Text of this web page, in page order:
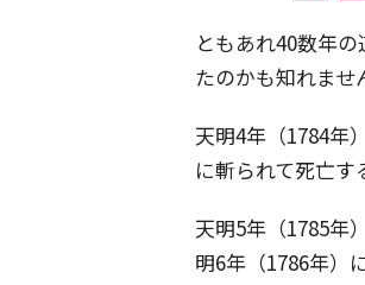
ともあれ40数年
たのかも知れませ
天明4年（1784年
に斬られて死亡す
天明5年（1785年
明6年（1786年）